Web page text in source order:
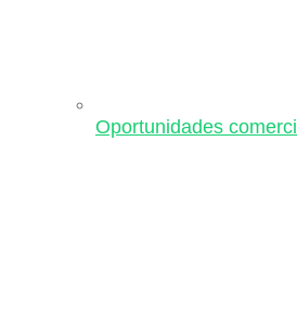
Oportunidades